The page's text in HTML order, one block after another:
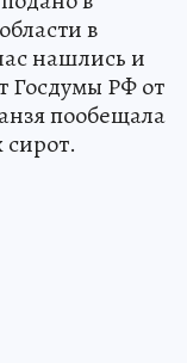
в
нашлись и
Госдумы РФ от
пообещала
сирот.